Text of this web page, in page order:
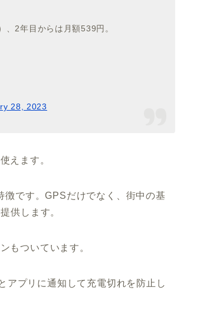
2年目からは月額539円。
28, 2023
えます。
です。GPSだけでなく、街中の基
供します。
もついています。
アプリに通知して充電切れを防止し